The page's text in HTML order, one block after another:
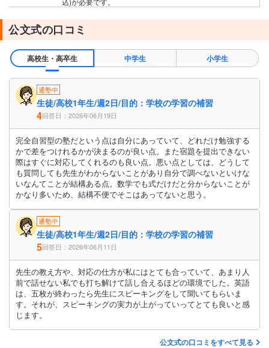
公文式の口コミ
高校生・高卒生 中学生 小学生
通塾中
生徒/高校1年生/週2日/目的：学校の学習の補習
4回答日：2026年06月19日
完全自習型の塾だという点は自分にあっていて、どれだけ勉強する
かで差をつけれるかが決まるのが良い点。また宿題を提出できない
際はすぐに対応してくれるのも良い点。悪い点としては、どうして
も質問しても先生がわからないことがあり自分で調べないといけな
いなんてことが結構ある点。数学でも式だけだと分からないことが
かなり多いため、結構不便でそこはあってないと思う。
通塾中
生徒/高校1年生/週2日/目的：学校の学習の補習
5回答日：2026年06月11日
先生の教え方や、対応の仕方が私にはとても合っていて、あまり人
前で話せない私でも打ち解けて話し合えるほどの環境でした。英語
は、五枚が終わったら先生にスピーキングをして聞いてもらいま
す。それが、スピーキングの実力が上がっていってとても良いと感
じます。
公文式の口コミをすべて見る